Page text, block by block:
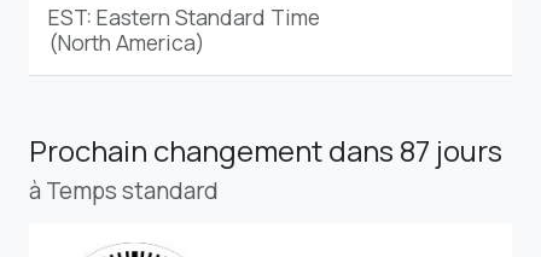
EST: Eastern Standard Time
(North America)
Prochain changementdans 87 jours
à Temps standard